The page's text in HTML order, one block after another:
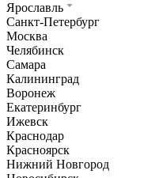
Ярославль
Санкт-Петербург
Москва
Челябинск
Самара
Калининград
Воронеж
Екатеринбург
Ижевск
Краснодар
Красноярск
Нижний Новгород